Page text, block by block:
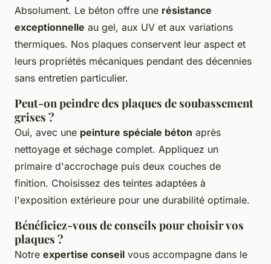
Absolument. Le béton offre une résistance
exceptionnelle au gel, aux UV et aux variations
thermiques. Nos plaques conservent leur aspect et
leurs propriétés mécaniques pendant des décennies
sans entretien particulier.
Peut-on peindre des plaques de soubassement
grises ?
Oui, avec une peinture spéciale béton après
nettoyage et séchage complet. Appliquez un
primaire d'accrochage puis deux couches de
finition. Choisissez des teintes adaptées à
l'exposition extérieure pour une durabilité optimale.
Bénéficiez-vous de conseils pour choisir vos
plaques ?
Notre expertise conseil vous accompagne dans le